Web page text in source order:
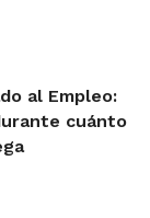
al Empleo:
cuánto